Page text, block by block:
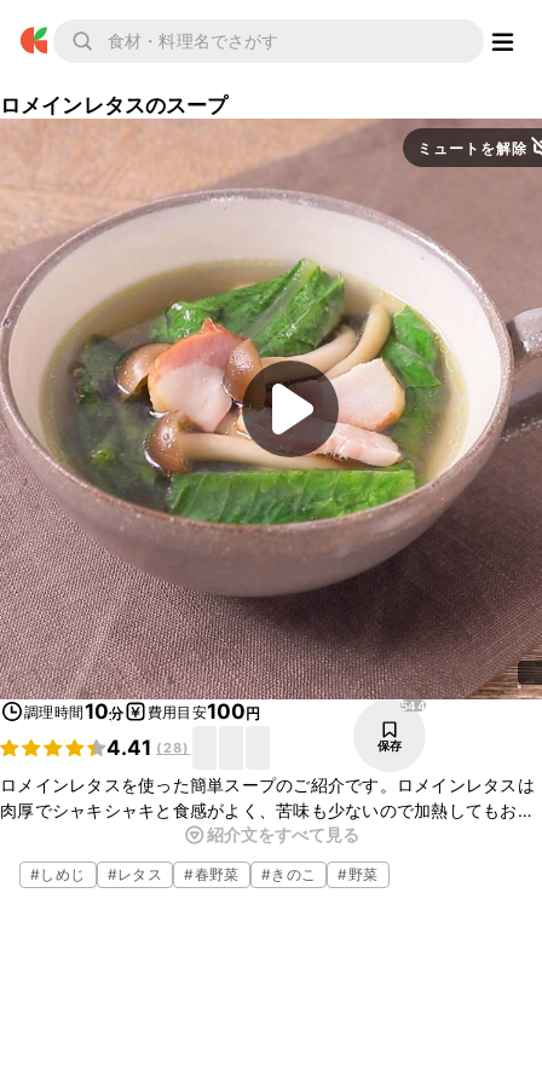
ロメインレタスのスープ
ミュートを解除
調理時間10分 費用目安100円
4.41 (28)
544
保存
ロメインレタスを使った簡単スープのご紹介です。ロメインレタスは
肉厚でシャキシャキと食感がよく、苦味も少ないので加熱してもおい
しいですよ。さっと火通しすると食感が残ります。手軽にできるので
ぜひ作ってみてくださいね
紹介文をすべて見る
#しめじ #レタス #春野菜 #きのこ #野菜